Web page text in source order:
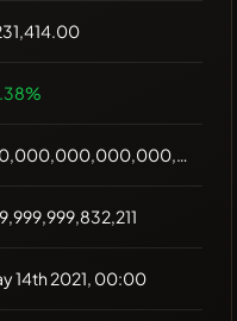
100,000,000,000,000,000
14th 2021, 00:00